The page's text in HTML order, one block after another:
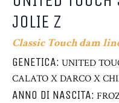
JOLIE Z
Classic Touch dam
GENETICA: UNITED
CALATO X DARCO X
ANNO DI NASCITA: